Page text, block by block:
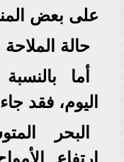
على بعض
حالة الملاحة
أما
اليوم، فقد
البحر